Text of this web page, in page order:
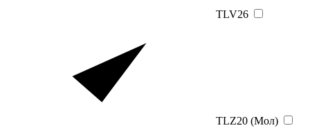
TLV26
TLZ20 (Мол)